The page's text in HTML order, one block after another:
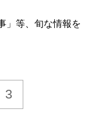
」等、旬な情報を
3